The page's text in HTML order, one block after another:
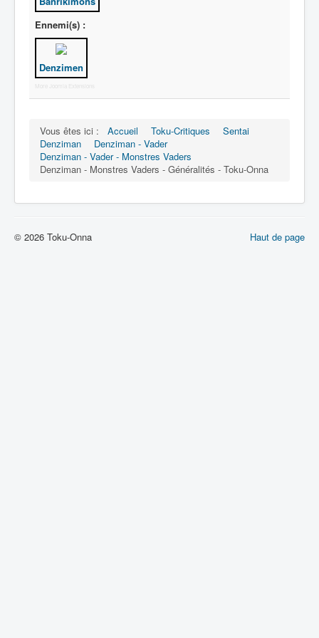
Non affiliés
Ennemi(s) :
Denzimen
More Joomla Extensions
Vous êtes ici : Accueil Toku-Critiques
Sentai
Denziman
Denziman - Vader
Denziman - Vader - Monstres Vaders
Denziman - Monstres Vaders - Généralités - Toku-Onna
Haut de page
© 2026 Toku-Onna